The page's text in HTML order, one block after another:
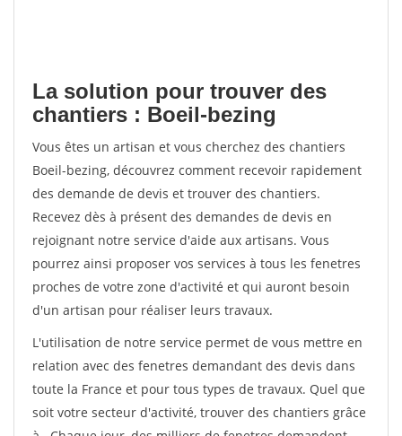
La solution pour trouver des
chantiers : Boeil-bezing
Vous êtes un artisan et vous cherchez des chantiers
Boeil-bezing, découvrez comment recevoir rapidement
des demande de devis et trouver des chantiers.
Recevez dès à présent des demandes de devis en
rejoignant notre service d'aide aux artisans. Vous
pourrez ainsi proposer vos services à tous les fenetres
proches de votre zone d'activité et qui auront besoin
d'un artisan pour réaliser leurs travaux.
L'utilisation de notre service permet de vous mettre en
relation avec des fenetres demandant des devis dans
toute la France et pour tous types de travaux. Quel que
soit votre secteur d'activité, trouver des chantiers grâce